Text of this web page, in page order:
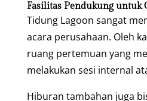
Fasilitas Pendukung untuk
Tidung Lagoon sangat
acara perusahaan. Oleh
ruang pertemuan yang
melakukan sesi internal
Hiburan tambahan juga